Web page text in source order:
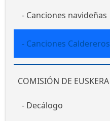
Canciones navideñas
Canciones Caldereros
COMISIÓN DE EUSKERA
Decálogo